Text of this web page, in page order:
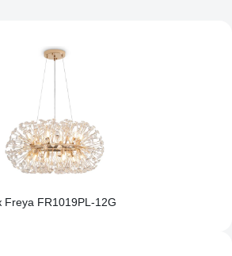
Freya FR1019PL-12G